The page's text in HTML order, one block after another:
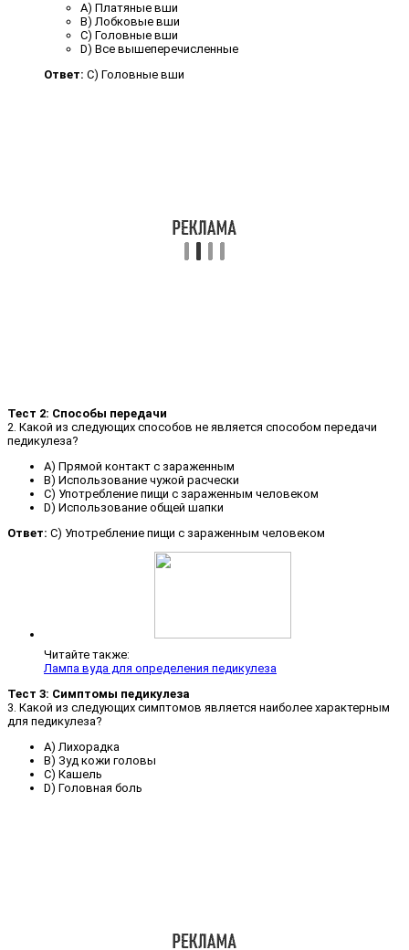
A) Платяные вши
B) Лобковые вши
C) Головные вши
D) Все вышеперечисленные
Ответ: C) Головные вши
Тест 2: Способы передачи
2. Какой из следующих способов не является способом передачи
педикулеза?
A) Прямой контакт с зараженным
B) Использование чужой расчески
C) Употребление пищи с зараженным человеком
D) Использование общей шапки
Ответ: C) Употребление пищи с зараженным человеком
Читайте также:
Лампа вуда для определения педикулеза
Тест 3: Симптомы педикулеза
3. Какой из следующих симптомов является наиболее характерным
для педикулеза?
A) Лихорадка
B) Зуд кожи головы
C) Кашель
D) Головная боль